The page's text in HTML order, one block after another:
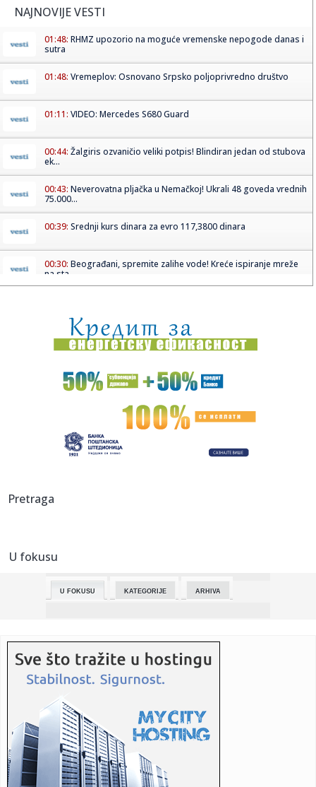
NAJNOVIJE VESTI
01:48: RHMZ upozorio na moguće vremenske nepogode danas i
sutra
01:48: Vremeplov: Osnovano Srpsko poljoprivredno društvo
01:11: VIDEO: Mercedes S680 Guard
00:44: Žalgiris ozvaničio veliki potpis! Blindiran jedan od stubova
ek...
00:43: Neverovatna pljačka u Nemačkoj! Ukrali 48 goveda vrednih
75.000...
00:39: Srednji kurs dinara za evro 117,3800 dinara
00:30: Beograđani, spremite zalihe vode! Kreće ispiranje mreže
na sta...
00:13:Šef Peugeota potvrdio da su blizu proizvodnje novog GTi
modela
23:57:Uzbuna zbog nobelovke! Dva puta izgubila svest, saradnici
opet tr...
DŽEKPOT: Evo ko će imati prvog pika na NBA draftu!
23:46:Karl Bilt: Funkcija visokog predstavnika u BiH prevazišla
Porodični...
23:43:
23:33: Mladi košarkaši Mege osvojili titulu u Juniorskoj ligi Srbije
23:22:Ima čak dva dizelska BMW-a s ogromnom kilometražom:
Kako su pre...
23:18:Nova FBI dokumenta o vanzemaljcima: Mala bića izlazila iz
neiden...
23:05:Jeziva scena na polumaratonu! Helikopter sleteo nasred
trke, devo...
Pretraga
U fokusu
U FOKUSU KATEGORIJE ARHIVA